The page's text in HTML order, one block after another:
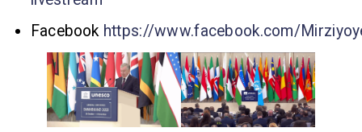
Facebook https://www.facebook.com/